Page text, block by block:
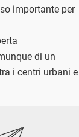
importante per
di un
i centri urbani e